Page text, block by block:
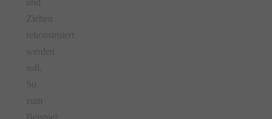
Ziehen
rekonstruiert
werden
soll.
So
zum
Beispiel: